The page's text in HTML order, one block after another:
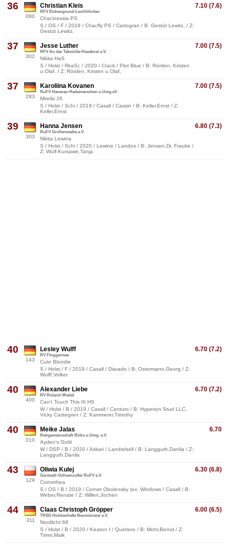
36
080
7.10 (7.6)
Christian Kleis
RFV Eichengrund-Lentföhrden
Chacinessia PS
S / OS / F / 2019 / Chacfly PS / Cartogran / B: Gestüt Lewitz, / Z:
Gestüt Lewitz,
37
302
7.00 (7.5)
Jesse Luther
RFV An der Talmühle-Havekost e.V.
Nikita HaS
S / Holst / RkaSc / 2020 / Crack / Plot Blue / B: Rörden, Kirsten
u.Olaf, / Z: Rörden, Kirsten u.Olaf,
37
283
7.00 (7.5)
Karoliina Kovanen
RuFV Hanerau-Hademarschen u.Umg.eV
Mirella 26
S / Holst / Schi / 2019 / Casall / Cassin / B: Keller,Ernst / Z:
Keller,Ernst
39
303
6.80 (7.3)
Hanna Jensen
RuFV Großenwiehe e.V.
Nikita Lewina
S / Holst / Schi / 2020 / Lewine / Landos / B: Jensen,Dr. Frauke /
Z: Wulf-Kursawe,Tanja
40
143
6.70 (7.2)
Lesley Wulff
RV Floggensee
Cute Blondie
S / Holst / F / 2019 / Casall / Diarado / B: Ostermann,Georg / Z:
Wulff,Volker
40
400
6.70 (7.2)
Alexander Liebe
RV Roland-Wedel
Can't Touch This III HS
W / Holst / B / 2019 / Casall / Canturo / B: Hyperion Stud LLC,
Vicky Castegren / Z: Kammerer,Timothy
40
010
6.70
Meike Jalas
Reitgemeinschaft Böbs u.Umg. e.V.
Ayden's Gold
W / DSP / B / 2020 / Askari / Landrebell / B: Langguth,Danila / Z:
Langguth,Danila
43
129
6.30 (6.8)
Oliwia Kulej
Garstedt-Ochsenzoller RuFV e.V.
Cornethea
S / OS / B / 2019 / Cornet Obolensky (ex: Windows / Casall / B:
Weber,Renate / Z: Willen,Jochen
44
311
6.00 (6.5)
Claas Christoph Gröpper
TRSG Holstenhalle Neumünster e.V.
Nordlicht 68
S / Holst / B / 2020 / Keaton I / Quintero / B: Mohr,Bernd / Z:
Timm,Maik